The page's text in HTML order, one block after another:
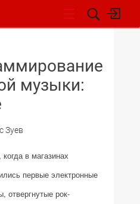
музыки:
Зуев
в магазинах
первые электронные
отвергнутые рок-